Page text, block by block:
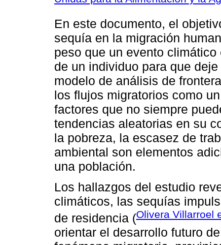
En este documento, el
sequía en la migración
peso que un evento
de un individuo para que
modelo de análisis de
los flujos migratorios como
factores que no siempre
tendencias aleatorias en su
la pobreza, la escasez de
ambiental son elementos
una población.
Los hallazgos del estudio
climáticos, las sequías
de residencia (Olivera Villarroel
orientar el desarrollo futuro